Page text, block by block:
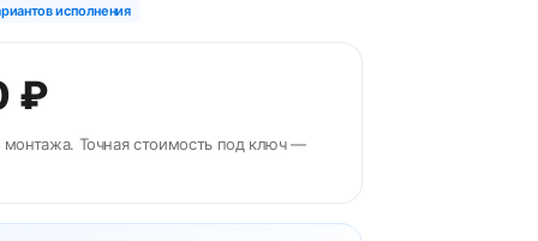
исполнения
₽
монтажа. Точная стоимость под ключ —